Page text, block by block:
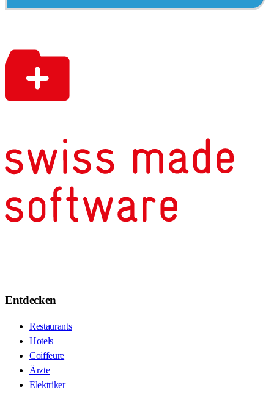
Entdecken
Restaurants
Hotels
Coiffeure
Ärzte
Elektriker